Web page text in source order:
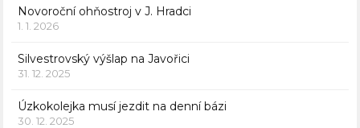
Novoroční ohňostroj v J. Hradci
1. 1. 2026
Silvestrovský výšlap na Javořici
31. 12. 2025
Úzkokolejka musí jezdit na denní bázi
30. 12. 2025